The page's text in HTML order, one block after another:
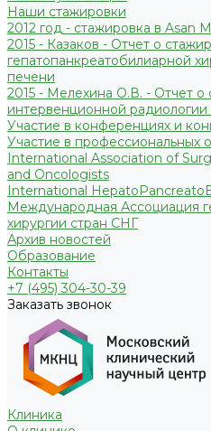
Наши стажировки
2012 год - стажировка в Asan
2015 - Казаков - Отчет о
гепатопанкреатобилиарной
печени
2015 - Мелехина О.В. - Отчет о
интервенционной радиологии
Участие в конференциях и
Участие в профессиональных
International Association of
and Oncologists
International
Международная Ассоциация
хирургии стран СНГ
Архив новостей
Образование
Контакты
+7 (495) 304-30-39
Заказать звонок
Клиника